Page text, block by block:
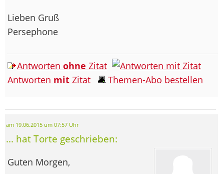
Lieben Gruß
Persephone
Antworten ohne Zitat
Antworten mit Zitat Themen-Abo bestellen
am 19.06.2015 um 07:57 Uhr
... hat Torte geschrieben:
Guten Morgen,